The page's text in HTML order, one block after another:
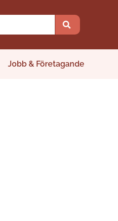
Jobb & Företagande